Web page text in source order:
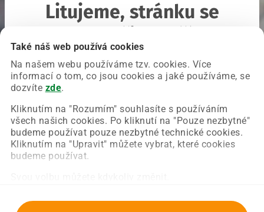
Také náš web používá cookies
Na našem webu používáme tzv. cookies. Více
informací o tom, co jsou cookies a jaké používáme, se
dozvíte zde.
Kliknutím na "Rozumím" souhlasíte s používáním
všech našich cookies. Po kliknutí na "Pouze nezbytné"
budeme používat pouze nezbytné technické cookies.
Kliknutím na "Upravit" můžete vybrat, které cookies
budeme používat.
Litujeme, stránku se
Chyba nastala na naší straně a už ji opravujeme.
Zkuste prosím znovu načíst požadovanou stránku.
Obnovit stránku Úvodní strana